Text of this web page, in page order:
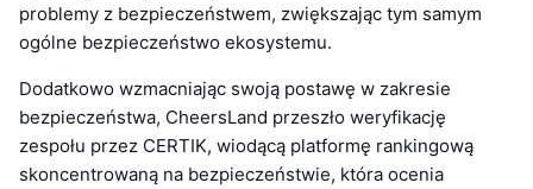
problemy z bezpieczeństwem, zwiększając tym samym
ogólne bezpieczeństwo ekosystemu.
Dodatkowo wzmacniając swoją postawę w zakresie
bezpieczeństwa, CheersLand przeszło weryfikację
zespołu przez CERTIK, wiodącą platformę rankingową
skoncentrowaną na bezpieczeństwie, która ocenia